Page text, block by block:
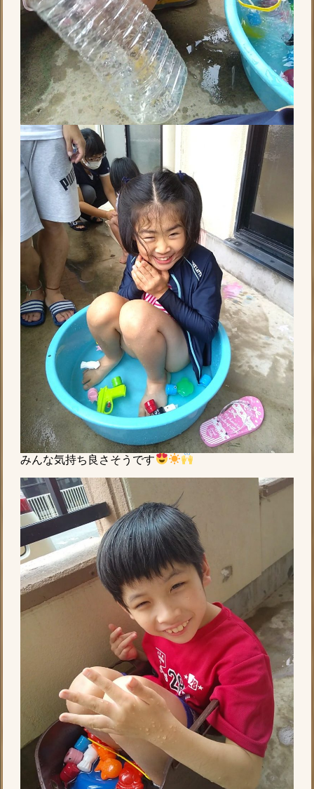
みんな気持ち良さそうです